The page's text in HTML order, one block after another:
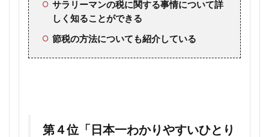
サラリーマンの税に関する事情について詳
しく知ることができる
節税の方法についても紹介している
第４位「日本一わかりやすいひとり